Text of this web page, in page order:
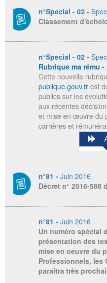
n°Special - 02 -
Classement
n°Special - 02 -
Rubrique ma rému
Cette nouvelle
publique.gouv.frest
publics sur les
aux récentes
et mise en œuvre du
carrières et
n°81 - Juin 2016
Décret n° 2016-588
n°81 - Juin 2016
Un numéro spécial
présentation des
mise en oeuvre du
Professionnels, les
paraîtra très